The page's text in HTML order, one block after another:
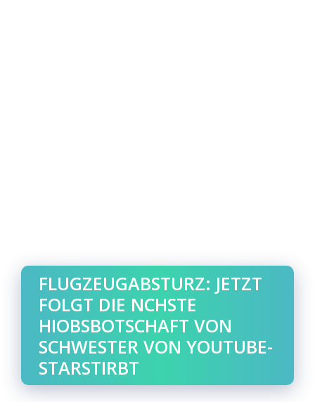
FLUGZEUGABSTURZ: JETZT
FOLGT DIE NCHSTE
HIOBSBOTSCHAFT VON
SCHWESTER VON YOUTUBE-
STARSTIRBT